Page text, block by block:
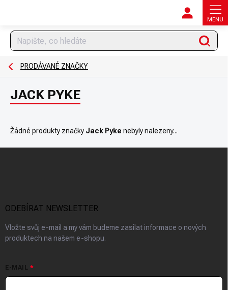
Hledat
PRODÁVANÉ ZNAČKY
JACK PYKE
Žádné produkty značky Jack Pyke nebyly nalezeny...
ODEBÍRAT NEWSLETTER
Vložte svůj e-mail a my vám budeme zasílat informace o nových
produktech na našem e-shopu.
E-MAIL